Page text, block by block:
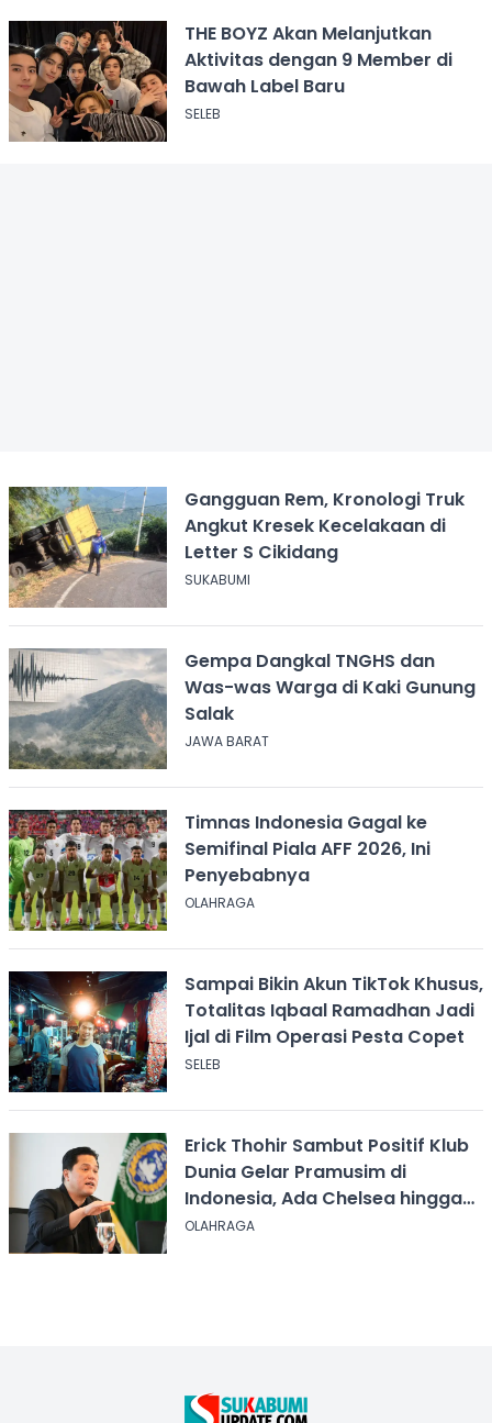
THE BOYZ Akan Melanjutkan
Aktivitas dengan 9 Member di
Bawah Label Baru
SELEB
Gangguan Rem, Kronologi Truk
Angkut Kresek Kecelakaan di
Letter S Cikidang
SUKABUMI
Gempa Dangkal TNGHS dan
Was-was Warga di Kaki Gunung
Salak
JAWA BARAT
Timnas Indonesia Gagal ke
Semifinal Piala AFF 2026, Ini
Penyebabnya
OLAHRAGA
Sampai Bikin Akun TikTok Khusus,
Totalitas Iqbaal Ramadhan Jadi
Ijal di Film Operasi Pesta Copet
SELEB
Erick Thohir Sambut Positif Klub
Dunia Gelar Pramusim di
Indonesia, Ada Chelsea hingga
AC Milan
OLAHRAGA